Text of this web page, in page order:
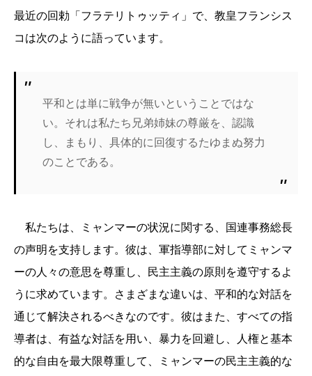
最近の回勅「フラテリトゥッティ」で、教皇フランシス
コは次のように語っています。
平和とは単に戦争が無いということではな
い。それは私たち兄弟姉妹の尊厳を、認識
し、まもり、具体的に回復するたゆまぬ努力
のことである。
私たちは、ミャンマーの状況に関する、国連事務総長
の声明を支持します。彼は、軍指導部に対してミャンマ
ーの人々の意思を尊重し、民主主義の原則を遵守するよ
うに求めています。さまざまな違いは、平和的な対話を
通じて解決されるべきなのです。彼はまた、すべての指
導者は、有益な対話を用い、暴力を回避し、人権と基本
的な自由を最大限尊重して、ミャンマーの民主主義的な